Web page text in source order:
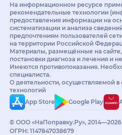
На информационном ресурсе
рекомендательные технологии
предоставления информации на
систематизации и анализа
предпочтениям пользователей
на территории Российской
Материалы, размещённые на
постановки диагноза и лечения и
Имеются противопоказания.
специалиста.
О деятельности, осуществляемой
технологий
App Store
Google Play
© ООО «НаПоправку.Ру»,
ОГРН: 1147847038679